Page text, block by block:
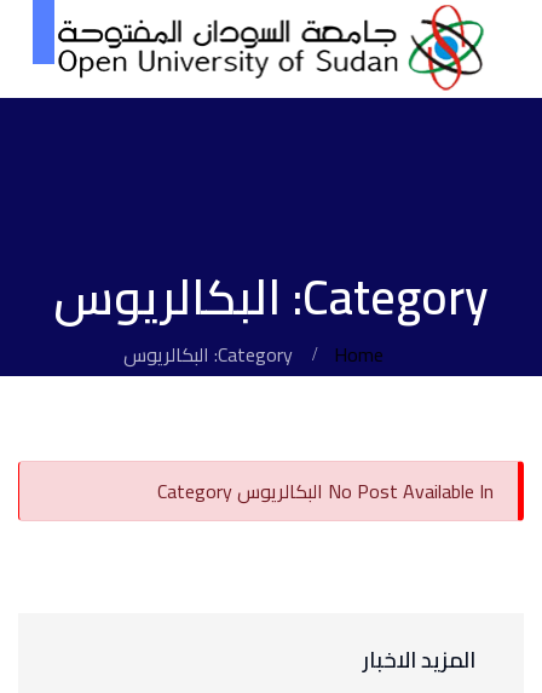
Category: البكالريوس
Home Category: البكالريوس
No Post Available In البكالريوس Category
المزيد الاخبار